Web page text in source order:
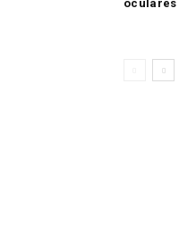
oculares